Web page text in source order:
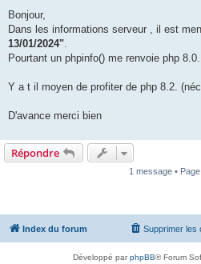
s
a
g
Bonjour,
Dans les informations serveur , il est
13/01/2024".
Pourtant un phpinfo() me renvoie php 8.0.
Y a t il moyen de profiter de php 8.2.
D'avance merci bien
Répondre
1 message • Page
Index du forum Supprimer les
Développé parphpBB® Forum